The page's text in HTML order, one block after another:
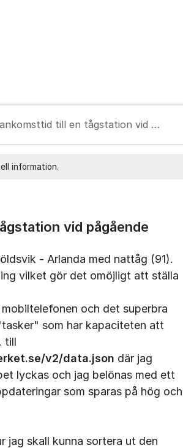
Hitta ankomsttid till en tågstation vid pågående tågförsening
information.
vid pågående
- Arlanda med nattåg (91).
vilket gör det omöjligt att ställa
och det superbra
som har kapaciteten att
till
v2/data.json där jag
lyckas och jag belönas med ett
som sparas på hög och
jag skall kunna sortera ut den